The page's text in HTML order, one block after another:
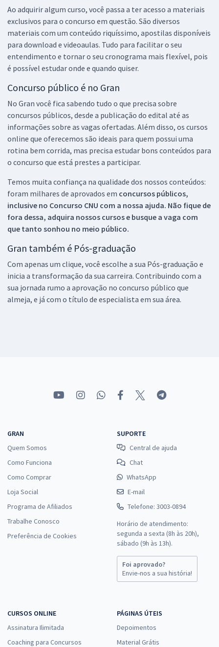
Ao adquirir algum curso, você passa a ter acesso a materiais
exclusivos para o concurso em questão. São diversos
materiais com um conteúdo riquíssimo, apostilas disponíveis
para download e videoaulas. Tudo para facilitar o seu
entendimento e tornar o seu cronograma mais flexível, pois
é possível estudar onde e quando quiser.
Concurso público é no Gran
No Gran você fica sabendo tudo o que precisa sobre
concursos públicos, desde a publicação do edital até as
informações sobre as vagas ofertadas. Além disso, os cursos
online que oferecemos são ideais para quem possui uma
rotina bem corrida, mas precisa estudar bons conteúdos para
o concurso que está prestes a participar.
Temos muita confiança na qualidade dos nossos conteúdos:
foram milhares de aprovados em concursos públicos,
inclusive no Concurso CNU com a nossa ajuda. Não fique de
fora dessa, adquira nossos cursos e busque a vaga com
que tanto sonhou no meio público.
Gran também é Pós-graduação
Com apenas um clique, você escolhe a sua Pós-graduação e
inicia a transformação da sua carreira. Contribuindo com a
sua jornada rumo a aprovação no concurso público que
almeja, e já com o título de especialista em sua área.
GRAN
Quem Somos
Como Funciona
Como Comprar
Loja Social
Programa de Afiliados
Trabalhe Conosco
Preferência de Cookies
SUPORTE
Central de ajuda
Chat
WhatsApp
E-mail
Telefone: 3003-0894
Horário de atendimento:
segunda a sexta (8h às 20h),
sábado (9h às 13h).
Foi aprovado?
Envie-nos a sua história!
CURSOS ONLINE
Assinatura Ilimitada
Coaching para Concursos
PÁGINAS ÚTEIS
Depoimentos
Material Grátis